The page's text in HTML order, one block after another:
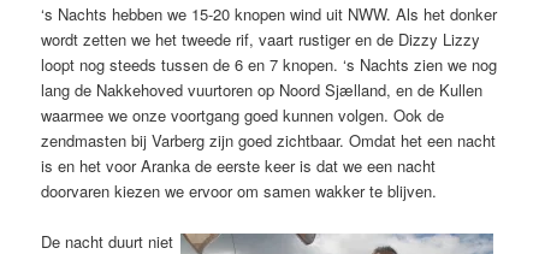
‘s Nachts hebben we 15-20 knopen wind uit NWW. Als het donker
wordt zetten we het tweede rif, vaart rustiger en de Dizzy Lizzy
loopt nog steeds tussen de 6 en 7 knopen. ‘s Nachts zien we nog
lang de Nakkehoved vuurtoren op Noord Sjælland, en de Kullen
waarmee we onze voortgang goed kunnen volgen. Ook de
zendmasten bij Varberg zijn goed zichtbaar. Omdat het een nacht
is en het voor Aranka de eerste keer is dat we een nacht
doorvaren kiezen we ervoor om samen wakker te blijven.
De nacht duurt niet